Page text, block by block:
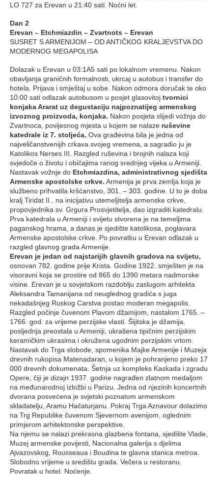
LO 727 za Erevan u 21:40 sati. Noćni let.
Dan 2
Erevan – Etchmiazdin – Zvartnots – Erevan
SUSRET S ARMENIJOM – OD ANTIČKOG KRALJEVSTVA DO
MODERNOG MEGAPOLISA
Dolazak u Erevan u 03:1A5 sati po lokalnom vremenu. Nakon
obavljanja graničnih formalnosti, ukrcaj u autobus i transfer do
hotela. Prijava i smještaj u sobe. Nakon odmora doručak te oko
10:00 sati odlazak autobusom u posjet glasovitoj tvornici
konjaka Ararat uz degustaciju najpoznatijeg armenskog
izvoznog proizvoda, konjaka. Nakon posjeta slijedi vožnja do
Zvartnoca, povijesnog mjesta u kojem se nalaze ruševine
katedrale iz 7. stoljeća. Ova građevina bila je jedna od
najveličanstvenijih crkava svojeg vremena, a sagradio ju je
Katolikos Nerses III. Razgled ruševina i brojnih nalaza koji
svjedoče o životu i običajima ranog srednjeg vijeka u Armeniji.
Nastavak vožnje do Etchmiazdina, administrativnog sjedišta
Armenske apostolske crkve. Armenija je prva zemlja koja je
službeno prihvatila kršćanstvo, 301. – 303. godine. U to je doba
kralj Tiridat II., na inicijativu utemeljitelja armenske crkve,
propovjednika sv. Grgura Prosvjetitelja, dao izgraditi katedralu.
Prva katedrala u Armeniji i svijetu stvorena je na temeljima
paganskog hrama, a danas je sjedište katolikosa, poglavara
Armenske apostolske crkve. Po povratku u Erevan odlazak u
razgled glavnog grada Armenije.
Erevan je jedan od najstarijih glavnih gradova na svijetu,
osnovan 782. godine prije Krista. Godine 1922. smješten je na
visoravni koja se prostire od 865 do 1390 metara nadmorske
visine. Erevan je u sovjetskom razdoblju zaslugom arhitekta
Aleksandra Tamanijana od neuglednog gradića s juga
nekadašnjeg Ruskog Carstva postao moderan megapolis.
Razgled počinje čuvenom Plavom džamijom, nastalom 1765. –
1766. god. za vrijeme perzijske vlasti. Šijitska je džamija,
posljednja preostala u Armeniji, ukrašena tipičnim perzijskim
keramičkim ukrasima i okružena ugodnim perzijskim vrtom.
Nastavak do Trga slobode, spomenika Majke Armenije i Muzeja
drevnih rukopisa Matenadaran, u kojem je pohranjeno preko 17
000 drevnih dokumenata. Šetnja uz kompleks Kaskada i zgradu
Opere, čiji je dizajn 1937. godine nagrađen zlatnom medaljom
na međunarodnoj izložbi u Parizu. Jedna od njezinih koncertnih
dvorana posvećena je svjetski poznatom armenskom
skladatelju, Aramu Hačaturjanu. Pokraj Trga Aznavour dolazimo
na Trg Republike čuvenom Sjevernom avenijom, oglednim
primjerom arhitektonske perspektive.
Na njemu se nalazi prekrasna glazbena fontana, sjedište Vlade,
Muzej armenske povijesti, Nacionalna galerija s djelima
Ajvazovskog, Rousseaua i Boudina te glavna stanica metroa.
Slobodno vrijeme u središtu grada. Večera u restoranu.
Povratak u hotel. Noćenje.